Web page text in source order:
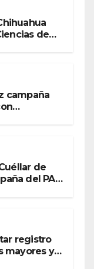
de
campaña
de
del PAN
registro
mayores y